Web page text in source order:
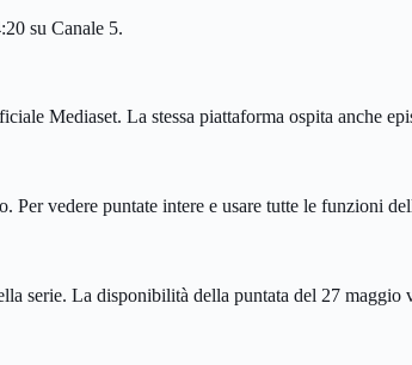
su Canale 5.
Mediaset. La stessa piattaforma ospita anche
vedere puntate intere e usare tutte le funzioni
serie. La disponibilità della puntata del 27 maggio